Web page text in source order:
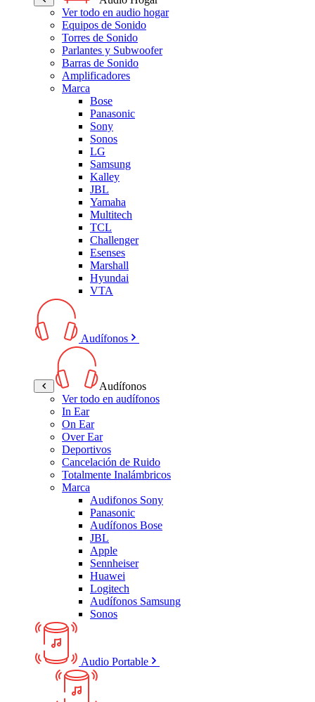
Ver todo en audio hogar
Equipos de Sonido
Torres de Sonido
Parlantes y Subwoofer
Barras de Sonido
Amplificadores
Marca
Bose
Panasonic
Sony
Sonos
LG
Samsung
Kalley
JBL
Yamaha
Multitech
TCL
Challenger
Esenses
Marshall
Hyundai
VTA
Audífonos
Audífonos
Ver todo en audífonos
In Ear
On Ear
Over Ear
Deportivos
Cancelación de Ruido
Totalmente Inalámbricos
Marca
Audifonos Sony
Panasonic
Audífonos Bose
JBL
Apple
Sennheiser
Huawei
Logitech
Audífonos Samsung
Sonos
Audio Portable